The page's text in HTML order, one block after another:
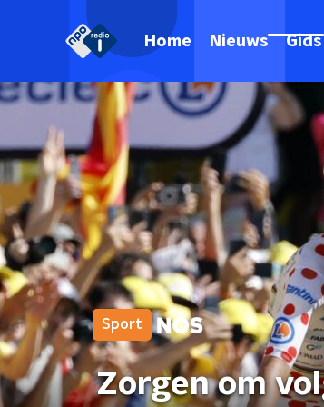
Home Nieuws Gids
Sport
Zorgen om